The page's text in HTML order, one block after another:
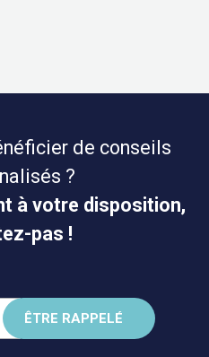
de conseils
?
à votre disposition,
pas !